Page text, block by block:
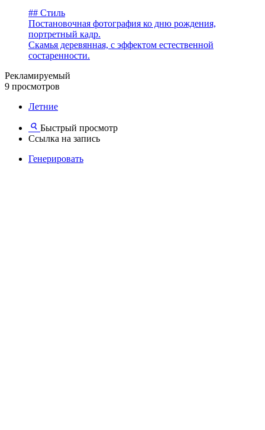
## Стиль
Постановочная фотография ко дню рождения,
портретный кадр.
Скамья деревянная, с эффектом естественной
состаренности.
Рекламируемый
9 просмотров
Летние
Быстрый просмотр
Ссылка на запись
Генерировать